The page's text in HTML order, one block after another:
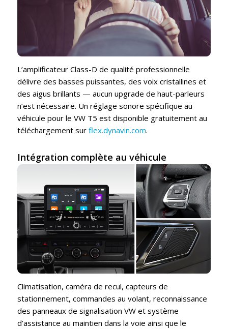
L’amplificateur Class-D de qualité professionnelle
délivre des basses puissantes, des voix cristallines et
des aigus brillants — aucun upgrade de haut-parleurs
n’est nécessaire. Un réglage sonore spécifique au
véhicule pour le VW T5 est disponible gratuitement au
téléchargement sur flex.dynavin.com.
Intégration complète au véhicule
Climatisation, caméra de recul, capteurs de
stationnement, commandes au volant, reconnaissance
des panneaux de signalisation VW et système
d’assistance au maintien dans la voie ainsi que le